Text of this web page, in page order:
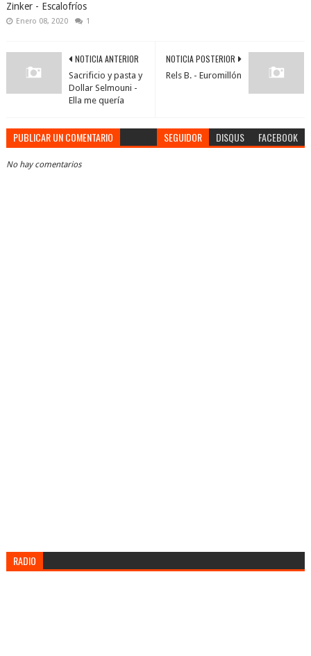
Zinker - Escalofríos
Enero 08, 2020 1
NOTICIA POSTERIOR
Rels B. - Euromillón
NOTICIA ANTERIOR
Sacrificio y pasta y
Dollar Selmouni -
Ella me quería
PUBLICAR UN COMENTARIO SEGUIDOR DISQUS FACEBOOK
No hay comentarios
RADIO